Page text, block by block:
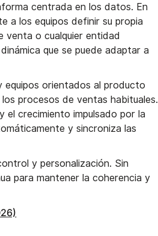
centrada en los datos. En
a los equipos definir su propia
venta o cualquier entidad
que se puede adaptar a
equipos orientados al producto
procesos de ventas habituales.
el crecimiento impulsado por la
y sincroniza las
y personalización. Sin
para mantener la coherencia y